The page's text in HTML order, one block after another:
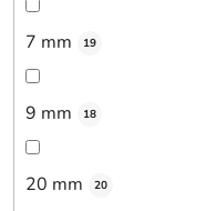
7 mm 19
9 mm 18
20 mm 20